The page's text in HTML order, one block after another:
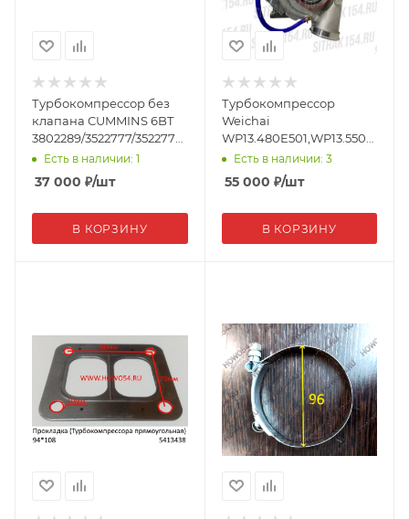
Турбокомпрессор без
клапана CUMMINS 6BT
3802289/3522777/3522778
(18139)
Есть в наличии: 1
37 000 ₽/шт
В КОРЗИНУ
Турбокомпрессор
Weichai
WP13.480E501,WP13.550E501
Shacman X6000 (548990)
1004558990
Есть в наличии: 3
55 000 ₽/шт
В КОРЗИНУ